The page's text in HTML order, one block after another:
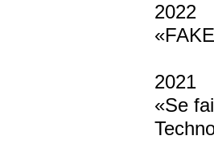
2022
2021
«Se